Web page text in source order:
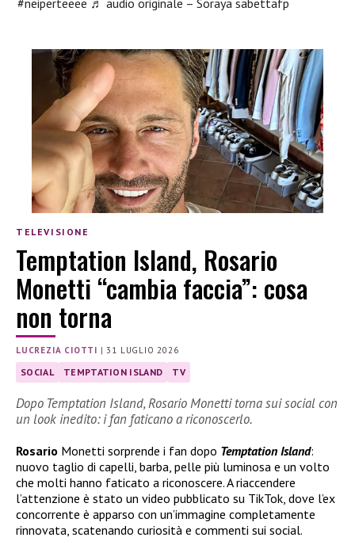
#neiperteeee ♬ audio originale – Soraya sabettafp
TELEVISIONE
Temptation Island, Rosario
Monetti “cambia faccia”: cosa
non torna
LUCREZIA CIOTTI |31 LUGLIO 2026
SOCIAL TEMPTATION ISLAND TV
Dopo Temptation Island, Rosario Monetti torna sui social con
un look inedito: i fan faticano a riconoscerlo.
Rosario Monetti sorprende i fan dopo Temptation Island:
nuovo taglio di capelli, barba, pelle più luminosa e un volto
che molti hanno faticato a riconoscere. A riaccendere
l’attenzione è stato un video pubblicato su TikTok, dove l’ex
concorrente è apparso con un’immagine completamente
rinnovata, scatenando curiosità e commenti sui social.